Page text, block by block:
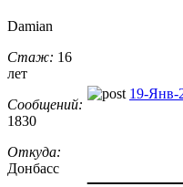
Damian
Стаж: 16
лет
Сообщений:
1830
Откуда:
Донбасс
19-Янв-